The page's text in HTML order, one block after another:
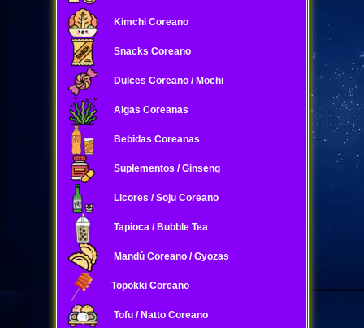
Kimchi Coreano
Snacks Coreano
Dulces Coreano / Mochi
Algas Coreanas
Bebidas Coreanas
Suplementos / Ginseng
Licores / Soju Coreano
Tapioca / Bubble Tea
Mandú Coreano / Gyozas
Topokki Coreano
Tofu / Natto Coreano